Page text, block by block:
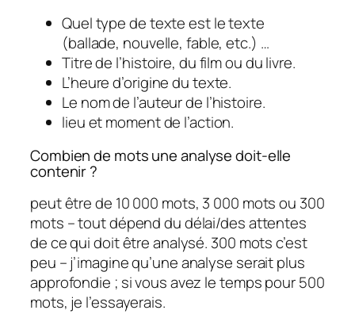
Quel type de texte est le texte
(ballade, nouvelle, fable, etc.) …
Titre de l’histoire, du film ou du livre.
L’heure d’origine du texte.
Le nom de l’auteur de l’histoire.
lieu et moment de l’action.
Combien de mots une analyse doit-elle
contenir ?
peut être de 10 000 mots, 3 000 mots ou 300
mots – tout dépend du délai/des attentes
de ce qui doit être analysé. 300 mots c’est
peu – j’imagine qu’une analyse serait plus
approfondie ; si vous avez le temps pour 500
mots, je l’essayerais.